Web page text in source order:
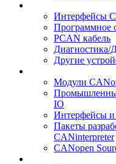
Интерфейсы
Программное
PCAN кабель
Диагностика/
Другие
Модули
IO
Интерфейсы
Пакеты
CANinterpreter
CANopen